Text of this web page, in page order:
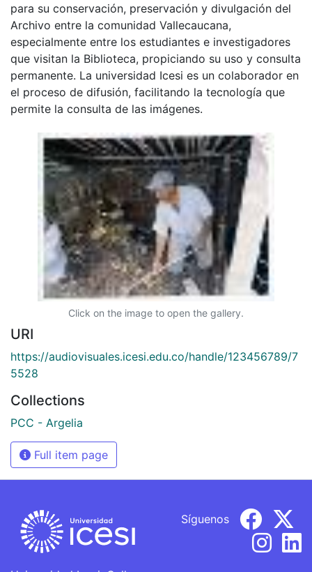
para su conservación, preservación y divulgación del
Archivo entre la comunidad Vallecaucana,
especialmente entre los estudiantes e investigadores
que visitan la Biblioteca, propiciando su uso y consulta
permanente. La universidad Icesi es un colaborador en
el proceso de difusión, facilitando la tecnología que
permite la consulta de las imágenes.
Click on the image to open the gallery.
URI
https://audiovisuales.icesi.edu.co/handle/123456789/7
5528
Collections
PCC - Argelia
Full item page
Síguenos